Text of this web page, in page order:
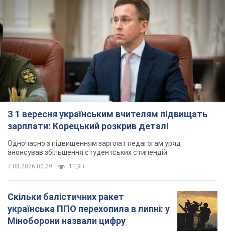
З 1 вересня українським вчителям підвищать
зарплати: Корецький розкрив деталі
Одночасно з підвищенням зарплат педагогам уряд
анонсував збільшення студентських стипендій
7.08.2026 00:29 11,9 т.
Скільки балістичних ракет
українська ППО перехопила в липні: у
Міноборони назвали цифру